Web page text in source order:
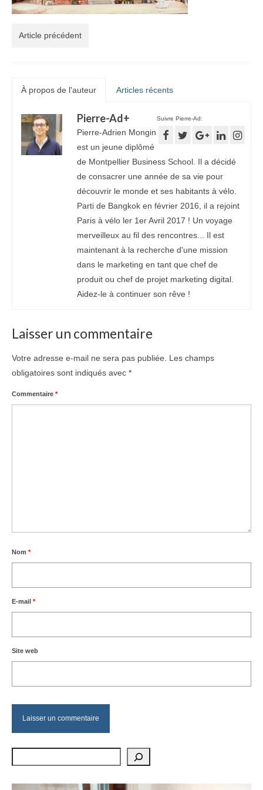
Article précédent
À propos de l'auteur Articles récents
Suivre Pierre-Ad:
Pierre-Ad+
Pierre-Adrien Mongin
est un jeune diplômé
de Montpellier Business School. Il a décidé
de consacrer une année de sa vie pour
découvrir le monde et ses habitants à vélo.
Parti de Bangkok en février 2016, il a rejoint
Paris à vélo ler 1er Avril 2017 ! Un voyage
merveilleux au fil des rencontres... Il est
maintenant à la recherche d'une mission
dans le marketing en tant que chef de
produit ou chef de projet marketing digital.
Aidez-le à continuer son rêve !
Laisser un commentaire
Votre adresse e-mail ne sera pas publiée.
Les champs
obligatoires sont indiqués avec *
Commentaire *
Nom *
E-mail *
Site web